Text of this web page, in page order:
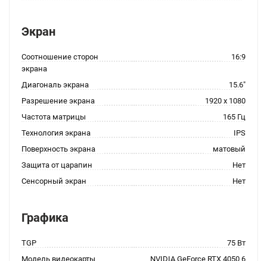
Экран
Соотношение сторон
экрана
16:9
Диагональ экрана
15.6"
Разрешение экрана
1920 x 1080
Частота матрицы
165 Гц
Технология экрана
IPS
Поверхность экрана
матовый
Защита от царапин
Нет
Сенсорный экран
Нет
Графика
TGP
75 Вт
Модель видеокарты
NVIDIA GeForce RTX 4050 6